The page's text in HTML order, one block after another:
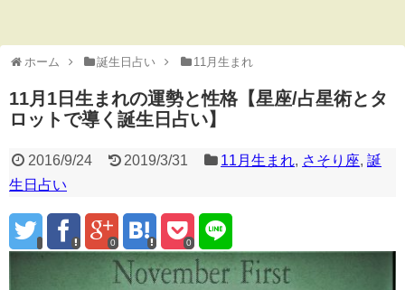
ホーム 誕生日占い 11月生まれ
11月1日生まれの運勢と性格【星座/占星術とタ
ロットで導く誕生日占い】
2016/9/24 2019/3/31 11月生まれ, さそり座,誕
生日占い
0 0